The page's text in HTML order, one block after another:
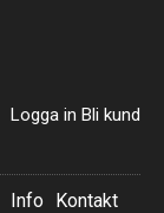
Logga in Bli kund
Info Kontakt